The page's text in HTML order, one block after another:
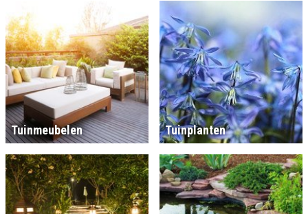
Tuinmeubelen Tuinplanten